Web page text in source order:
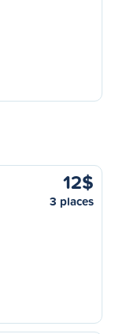
12$
3 places